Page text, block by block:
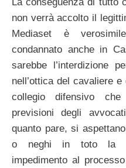
non verrà accolto il
Mediaset è
condannato anche in
sarebbe l’interdizione
nell’ottica del cavaliere
collegio difensivo che
previsioni degli
quanto pare, si
o neghi in toto la
impedimento al